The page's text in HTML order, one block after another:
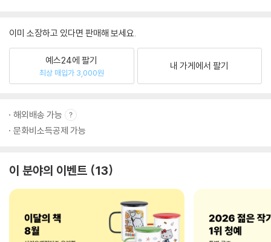
이미 소장하고 있다면 판매해 보세요.
예스24에 팔기
최상 매입가 3,000원
내 가게에서 팔기
해외배송 가능
문화비소득공제 가능
이 분야의 이벤트 13